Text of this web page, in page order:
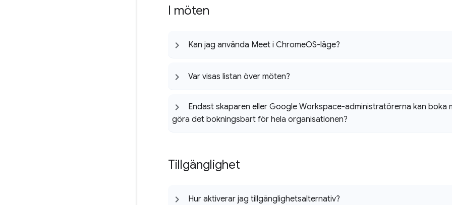
I möten
Kan jag använda Meet i ChromeOS-läge?
Var visas listan över möten?
Endast skaparen eller Google Workspace-administratörerna kan boka
göra det bokningsbart för hela organisationen?
Tillgänglighet
Hur aktiverar jag tillgänglighetsalternativ?